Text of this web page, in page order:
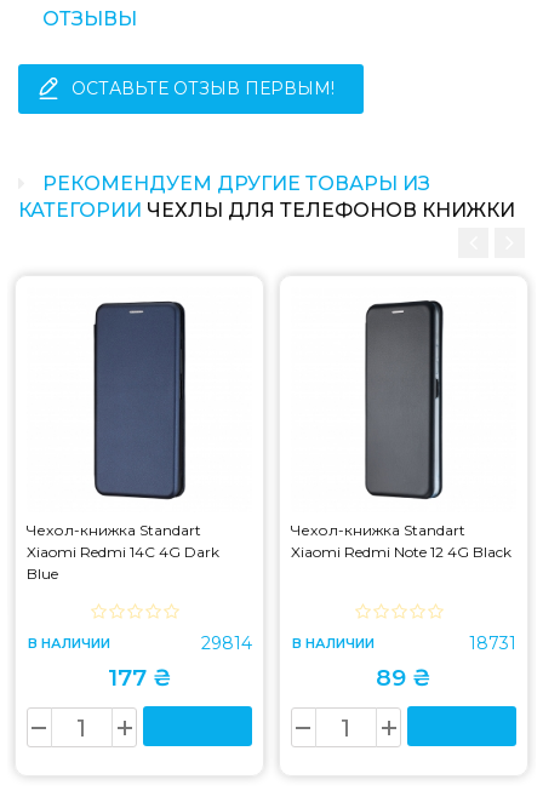
ОТЗЫВЫ
ОСТАВЬТЕ ОТЗЫВ ПЕРВЫМ!
РЕКОМЕНДУЕМ ДРУГИЕ ТОВАРЫ ИЗ
КАТЕГОРИИ ЧЕХЛЫ ДЛЯ ТЕЛЕФОНОВ КНИЖКИ
Чехол-книжка Standart
Xiaomi Redmi 14C 4G Dark
Blue
В НАЛИЧИИ 29814
177 ₴
Чехол-книжка Standart
Xiaomi Redmi Note 12 4G Black
В НАЛИЧИИ 18731
89 ₴